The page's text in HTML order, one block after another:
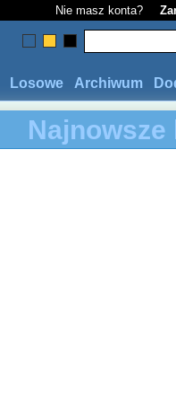
Nie masz konta?
Archiwum
Losowe